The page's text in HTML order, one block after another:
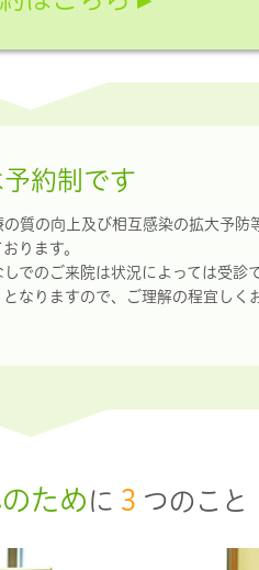
約制です
質の向上及び相互感染の拡大予防
ります。
でのご来院は状況によっては受診
なりますので、ご理解の程宜しく
ために ３ つのこと